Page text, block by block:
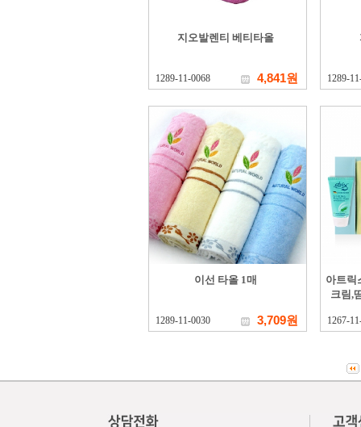
지오발렌티 베티타올
1289-11-0068 4,841원 1289-
이선 타올 1매
1289-11-0030 3,709원
아트릭
크림,
1267-